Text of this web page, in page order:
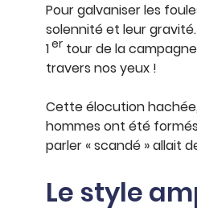
Pour galvaniser les
solennité et leur
1er tour de la
travers nos yeux !
Cette élocution
hommes ont été formés
parler « scandé » allait
Le style